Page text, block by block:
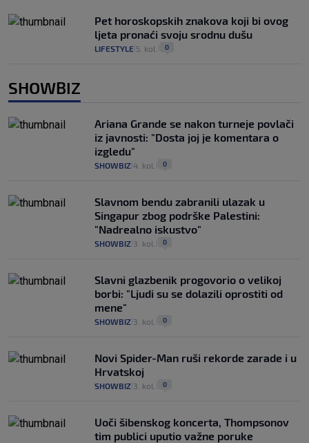
Pet horoskopskih znakova koji bi ovog
ljeta pronaći svoju srodnu dušu
LIFESTYLE 5. kol. 0
SHOWBIZ
Ariana Grande se nakon turneje povlači
iz javnosti: "Dosta joj je komentara o
izgledu"
SHOWBIZ 4. kol. 0
Slavnom bendu zabranili ulazak u
Singapur zbog podrške Palestini:
"Nadrealno iskustvo"
SHOWBIZ 3. kol. 0
Slavni glazbenik progovorio o velikoj
borbi: "Ljudi su se dolazili oprostiti od
mene"
SHOWBIZ 3. kol. 0
Novi Spider-Man ruši rekorde zarade i u
Hrvatskoj
SHOWBIZ 3. kol. 0
Uoči šibenskog koncerta, Thompsonov
tim publici uputio važne poruke